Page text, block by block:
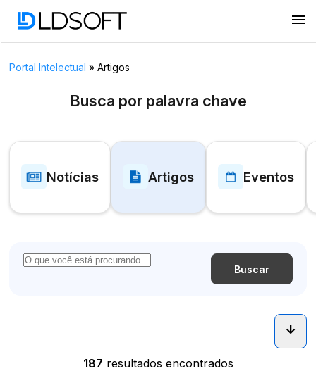
menu
Portal Intelectual » Artigos
Busca por palavra chave
Notícias Artigos Eventos
Buscar
arrow_downward_alt
187 resultados encontrados